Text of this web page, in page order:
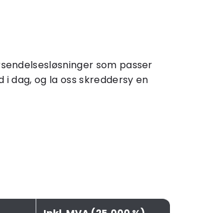
som passer
dag, og la oss skreddersy en